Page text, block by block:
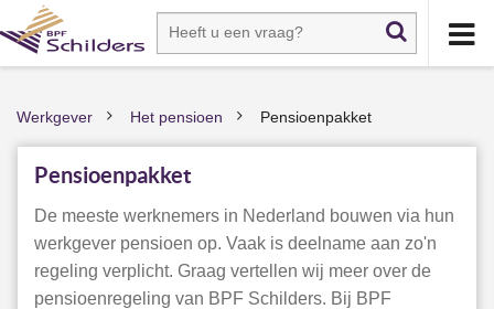
Werkgever
Het pensioen
Pensioenpakket
Pensioenpakket
De meeste werknemers in Nederland bouwen via hun
werkgever pensioen op. Vaak is deelname aan zo'n
regeling verplicht. Graag vertellen wij meer over de
pensioenregeling van BPF Schilders. Bij BPF